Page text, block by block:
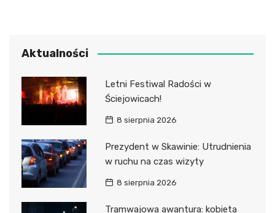
Aktualności
Letni Festiwal Radości w
Ściejowicach!
8 sierpnia 2026
Prezydent w Skawinie: Utrudnienia
w ruchu na czas wizyty
8 sierpnia 2026
Tramwajowa awantura: kobieta